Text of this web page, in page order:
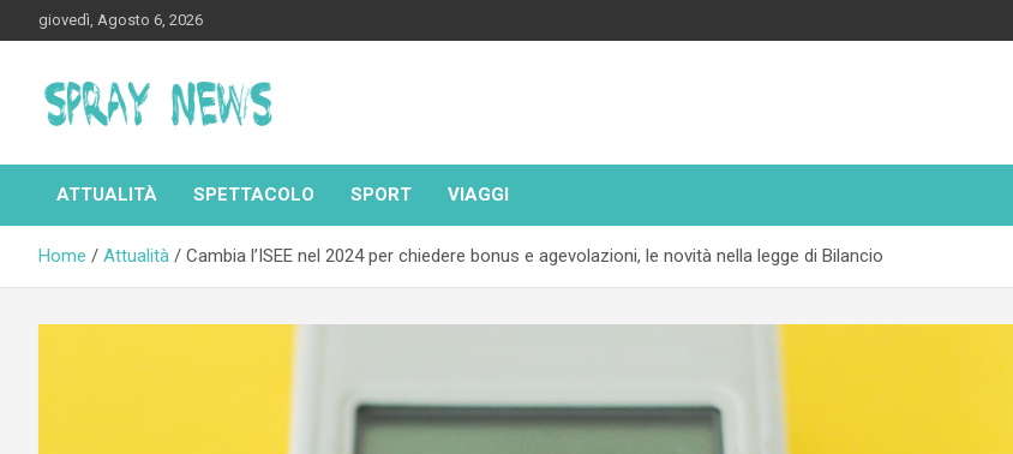
to
giovedì, Agosto 6, 2026
Spraynews.it
ATTUALITÀ SPETTACOLO SPORT VIAGGI
Home Attualità Cambia l’ISEE nel 2024 per chiedere bonus e agevolazioni, le novità nella legge di Bilancio